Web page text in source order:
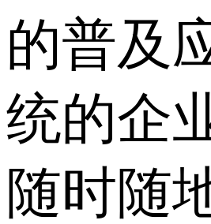
的普及
统的企
随时随